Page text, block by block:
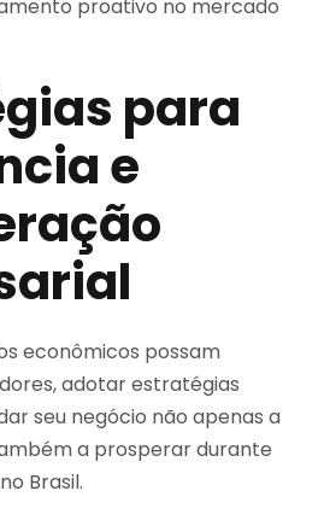
proativo no mercado
para
e
econômicos possam
adotar estratégias
seu negócio não apenas a
a prosperar durante
Brasil.